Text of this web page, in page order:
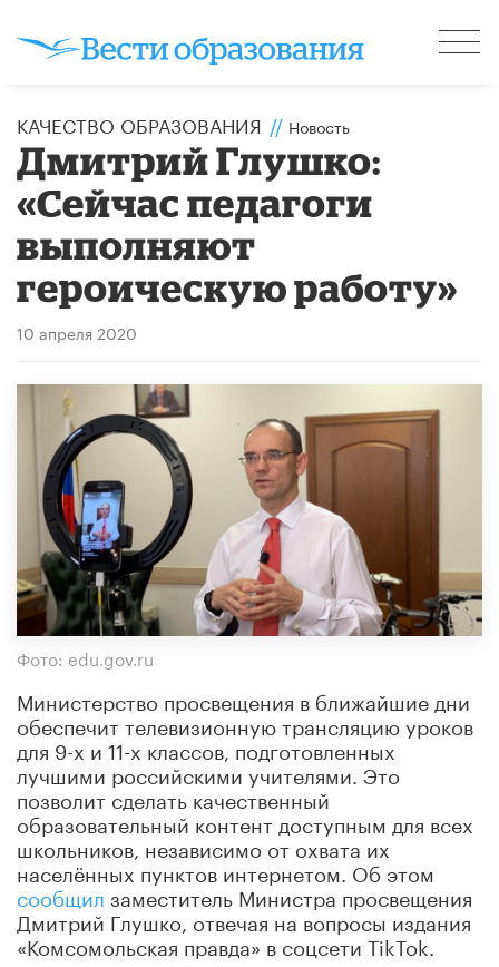
КАЧЕСТВО ОБРАЗОВАНИЯ // Новость
Дмитрий Глушко:
«Сейчас педагоги
выполняют
героическую работу»
10 апреля 2020
Фото: edu.gov.ru
Министерство просвещения в ближайшие дни
обеспечит телевизионную трансляцию уроков
для 9-х и 11-х классов, подготовленных
лучшими российскими учителями. Это
позволит сделать качественный
образовательный контент доступным для всех
школьников, независимо от охвата их
населённых пунктов интернетом. Об этом
сообщил заместитель Министра просвещения
Дмитрий Глушко, отвечая на вопросы издания
«Комсомольская правда» в соцсети TikTok.